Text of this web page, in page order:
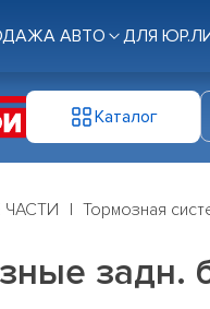
АВТО ДЛЯ
Каталог
Тормозная
задн.